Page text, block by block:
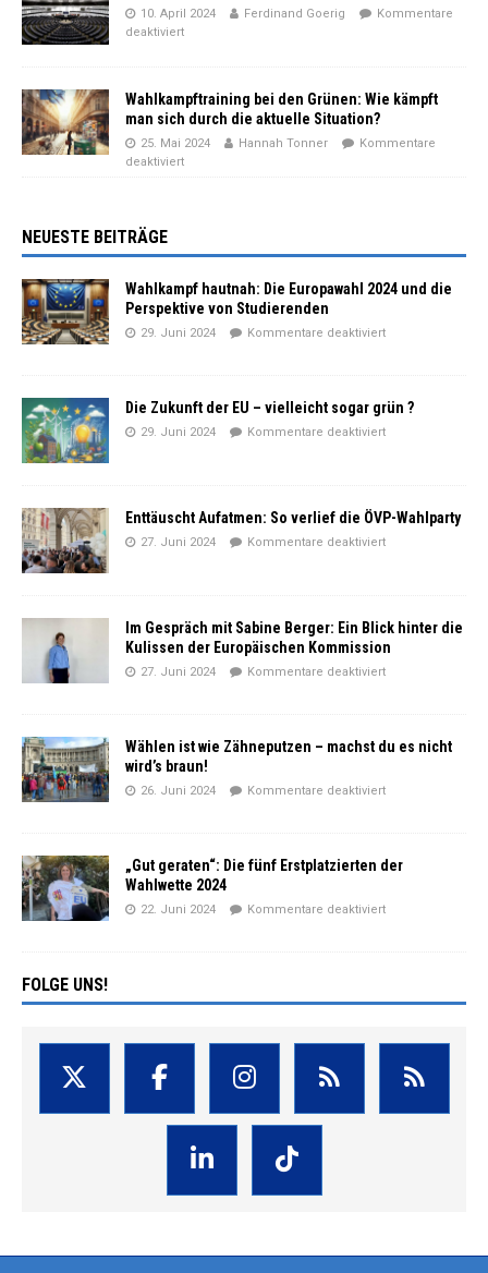
10. April 2024 Ferdinand Goerig
Kommentare
deaktiviert
Wahlkampftraining bei den Grünen: Wie kämpft
man sich durch die aktuelle Situation?
25. Mai 2024 Hannah Tonner
Kommentare
deaktiviert
NEUESTE BEITRÄGE
Wahlkampf hautnah: Die Europawahl 2024 und die
Perspektive von Studierenden
29. Juni 2024 Kommentare deaktiviert
Die Zukunft der EU – vielleicht sogar grün ?
29. Juni 2024 Kommentare deaktiviert
Enttäuscht Aufatmen: So verlief die ÖVP-Wahlparty
27. Juni 2024 Kommentare deaktiviert
Im Gespräch mit Sabine Berger: Ein Blick hinter die
Kulissen der Europäischen Kommission
27. Juni 2024 Kommentare deaktiviert
Wählen ist wie Zähneputzen – machst du es nicht
wird’s braun!
26. Juni 2024 Kommentare deaktiviert
„Gut geraten“: Die fünf Erstplatzierten der
Wahlwette 2024
22. Juni 2024 Kommentare deaktiviert
FOLGE UNS!